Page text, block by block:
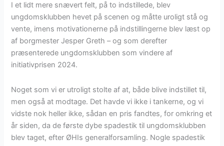
I et lidt mere snævert felt, på to indstillede, blev
ungdomsklubben hevet på scenen og måtte uroligt stå og
vente, imens motivationerne på indstillingerne blev læst op
af borgmester Jesper Greth – og som derefter
præsenterede ungdomsklubben som vindere af
initiativprisen 2024.
Noget som vi er utroligt stolte af at, både blive indstillet til,
men også at modtage. Det havde vi ikke i tankerne, og vi
vidste nok heller ikke, sådan en pris fandtes, for omkring et
år siden, da de første dybe spadestik til ungdomsklubben
blev taget, efter ØHIs generalforsamling. Nogle spadestik